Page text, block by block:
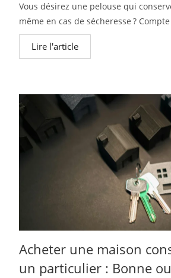
Vous désirez une pelouse qui
même en cas de sécheresse ?
Lire l'article
Acheter une maison
un particulier : Bonne